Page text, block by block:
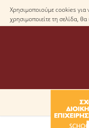
Χρησιμοποιούμε cookies για
χρησιμοποιείτε τη σελίδα,